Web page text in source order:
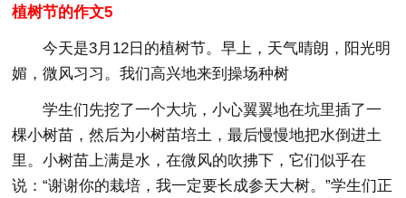
植树节的作文5
今天是3月12日的植树节。早上，天气晴朗，阳光明
媚，微风习习。我们高兴地来到操场种树
学生们先挖了一个大坑，小心翼翼地在坑里插了一
棵小树苗，然后为小树苗培土，最后慢慢地把水倒进土
里。小树苗上满是水，在微风的吹拂下，它们似乎在
说：“谢谢你的栽培，我一定要长成参天大树。”学生们正